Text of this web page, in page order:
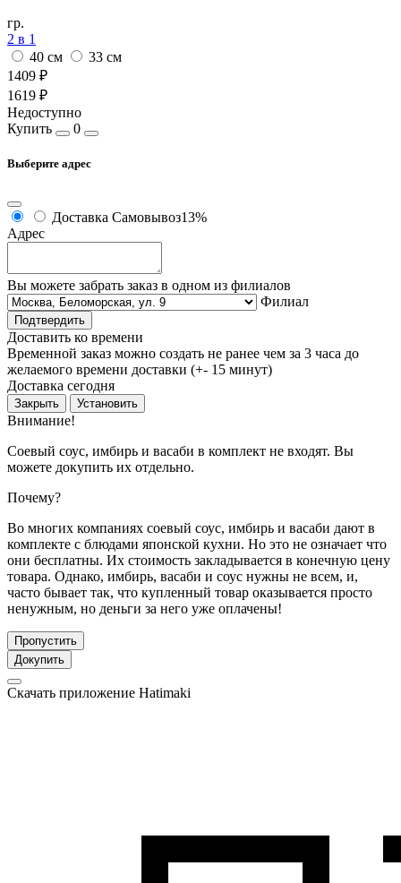
гр.
2 в 1
40 см
33 см
1409 ₽
1619 ₽
Недоступно
Купить
0
Выберите адрес
Доставка Самовывоз13%
Адрес
Вы можете забрать заказ в одном из филиалов
Филиал
Подтвердить
Доставить ко времени
Временной заказ можно создать не ранее чем за 3 часа до
желаемого времени доставки (+- 15 минут)
Доставка сегодня
Закрыть Установить
Внимание!
Соевый соус, имбирь и васаби в комплект не входят. Вы
можете докупить их отдельно.
Почему?
Во многих компаниях соевый соус, имбирь и васаби дают в
комплекте с блюдами японской кухни. Но это не означает что
они бесплатны. Их стоимость закладывается в конечную цену
товара. Однако, имбирь, васаби и соус нужны не всем, и,
часто бывает так, что купленный товар оказывается просто
ненужным, но деньги за него уже оплачены!
Пропустить
Докупить
Скачать приложение Hatimaki